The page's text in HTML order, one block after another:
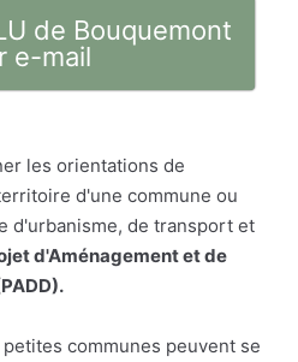
de Bouquemont
e-mail
les orientations de
d'une commune ou
d'urbanisme, de transport et
d'Aménagement et de
communes peuvent se